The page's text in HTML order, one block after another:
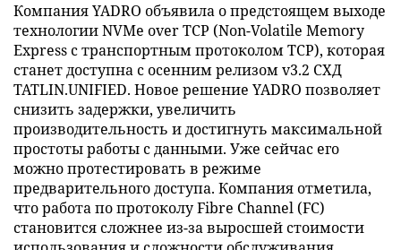
Компания YADRO объявила о предстоящем выходе
технологии NVMe over TCP (Non-Volatile Memory
Express с транспортным протоколом TCP), которая
станет доступна с осенним релизом v3.2 СХД
TATLIN.UNIFIED. Новое решение YADRO позволяет
снизить задержки, увеличить
производительность и достигнуть максимальной
простоты работы с данными. Уже сейчас его
можно протестировать в режиме
предварительного доступа. Компания отметила,
что работа по протоколу Fibre Channel (FC)
становится сложнее из-за выросшей стоимости